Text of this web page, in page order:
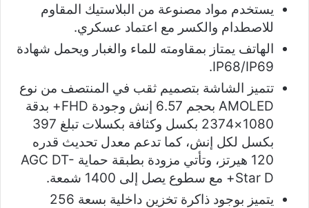
يستخدم مواد مصنوعة من البلاستيك المقاوم
للاصطدام والكسر مع اعتماد عسكري.
الهاتف يمتاز بمقاومته للماء والغبار ويحمل شهادة
IP68/IP69.
تتميز الشاشة بتصميم ثقب في المنتصف من نوع
AMOLED بحجم 6.57 إنش وجودة FHD+ بدقة
1080×2374 بكسل وكثافة بكسلات تبلغ 397
بكسل لكل إنش، كما تدعم معدل تحديث قدره
120 هيرتز، وتأتي مزودة بطبقة حماية AGC DT-
Star D+ مع سطوع يصل إلى 1400 شمعة.
يتميز بوجود ذاكرة تخزين داخلية بسعة 256